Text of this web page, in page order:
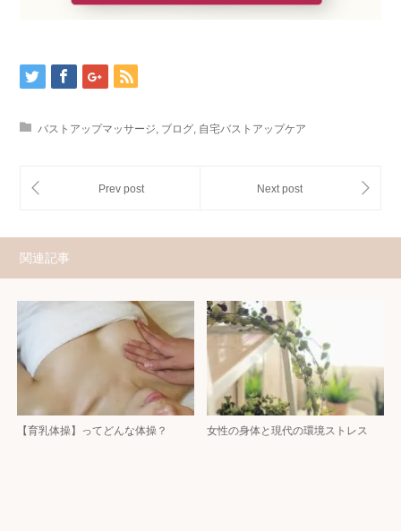
バストアップマッサージ ブログ 自宅バストアップケア
関連記事
【育乳体操】ってどんな体操？ 女性の身体と現代の環境ストレス